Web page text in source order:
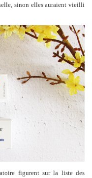
sinon elles auraient vieilli
figurent sur la liste des